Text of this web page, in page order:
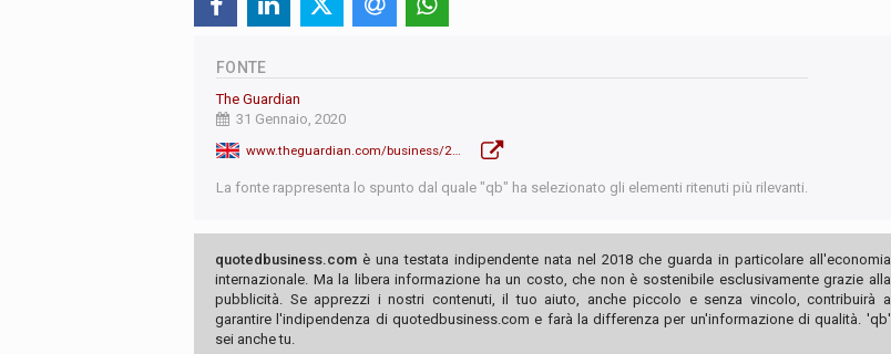
FONTE
The Guardian
31 Gennaio, 2020
La fonte rappresenta lo spunto dal quale "qb" ha selezionato gli elementi ritenuti più rilevanti.
quotedbusiness.com è una testata indipendente nata nel 2018 che guarda in particolare all'economia
internazionale. Ma la libera informazione ha un costo, che non è sostenibile esclusivamente grazie alla
pubblicità. Se apprezzi i nostri contenuti, il tuo aiuto, anche piccolo e senza vincolo, contribuirà a
garantire l'indipendenza di quotedbusiness.com e farà la differenza per un'informazione di qualità. 'qb'
sei anche tu.